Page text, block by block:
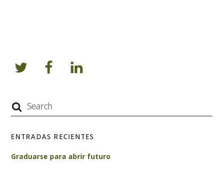
ENTRADAS RECIENTES
Graduarse para abrir futuro